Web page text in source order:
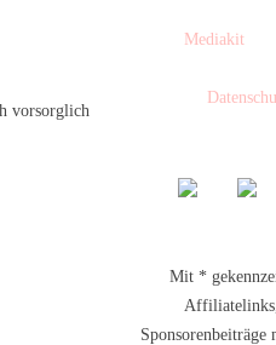
vorsorglich
Mediakit
Mit *
Sponsorenbeiträge